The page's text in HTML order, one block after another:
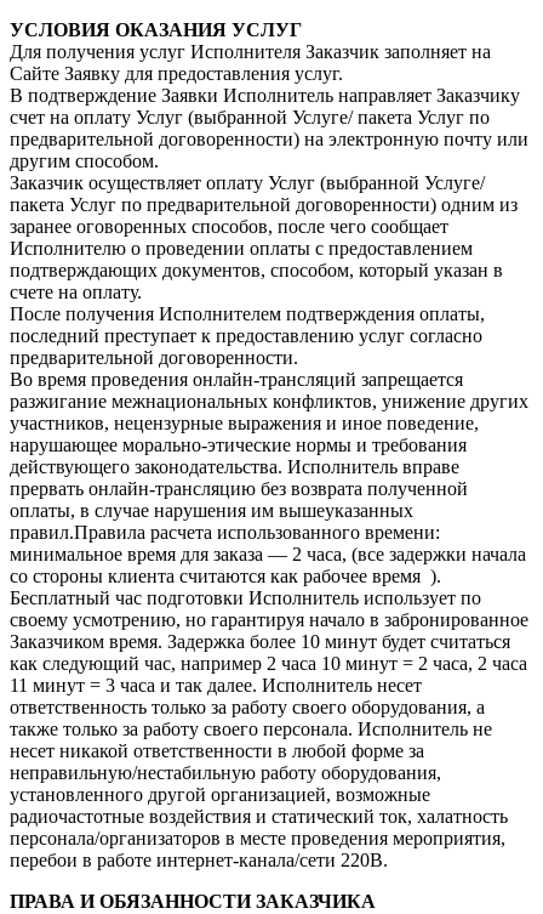
УСЛОВИЯ ОКАЗАНИЯ УСЛУГ
Для получения услуг Исполнителя Заказчик заполняет на
Сайте Заявку для предоставления услуг.
В подтверждение Заявки Исполнитель направляет Заказчику
счет на оплату Услуг (выбранной Услуге/ пакета Услуг по
предварительной договоренности) на электронную почту или
другим способом.
Заказчик осуществляет оплату Услуг (выбранной Услуге/
пакета Услуг по предварительной договоренности) одним из
заранее оговоренных способов, после чего сообщает
Исполнителю о проведении оплаты с предоставлением
подтверждающих документов, способом, который указан в
счете на оплату.
После получения Исполнителем подтверждения оплаты,
последний преступает к предоставлению услуг согласно
предварительной договоренности.
Во время проведения онлайн-трансляций запрещается
разжигание межнациональных конфликтов, унижение других
участников, нецензурные выражения и иное поведение,
нарушающее морально-этические нормы и требования
действующего законодательства. Исполнитель вправе
прервать онлайн-трансляцию без возврата полученной
оплаты, в случае нарушения им вышеуказанных
правил.Правила расчета использованного времени:
минимальное время для заказа — 2 часа, (все задержки начала
со стороны клиента считаются как рабочее время ).
Бесплатный час подготовки Исполнитель использует по
своему усмотрению, но гарантируя начало в забронированное
Заказчиком время. Задержка более 10 минут будет считаться
как следующий час, например 2 часа 10 минут = 2 часа, 2 часа
11 минут = 3 часа и так далее. Исполнитель несет
ответственность только за работу своего оборудования, а
также только за работу своего персонала. Исполнитель не
несет никакой ответственности в любой форме за
неправильную/нестабильную работу оборудования,
установленного другой организацией, возможные
радиочастотные воздействия и статический ток, халатность
персонала/организаторов в месте проведения мероприятия,
перебои в работе интернет-канала/сети 220В.
ПРАВА И ОБЯЗАННОСТИ ЗАКАЗЧИКА